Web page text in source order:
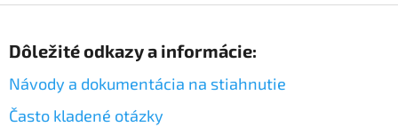
Dôležité odkazy a informácie:
Návody a dokumentácia na stiahnutie
Často kladené otázky